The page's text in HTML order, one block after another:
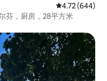
平均评分 4.72
4.72 (644)
芬，厨房，28平方米